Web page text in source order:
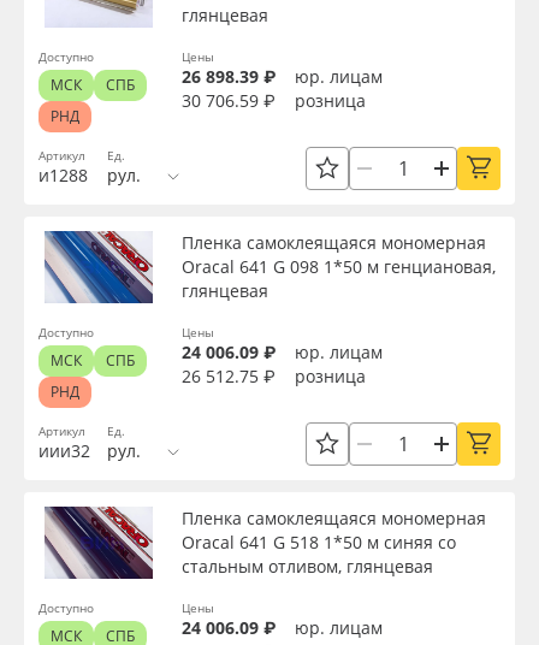
Артикул
и1288
глянцевая
Ед.
рул.
Цены
26 898.39 ₽
юр. лицам
30 706.59 ₽
розница
Доступно
МСК
СПБ
РНД
Артикул
иии32
Пленка самоклеящаяся мономерная
Oracal 641 G 098 1*50 м генциановая,
глянцевая
Ед.
рул.
Цены
24 006.09 ₽
юр. лицам
26 512.75 ₽
розница
Доступно
МСК
СПБ
РНД
Пленка самоклеящаяся мономерная
Oracal 641 G 518 1*50 м синяя со
стальным отливом, глянцевая
Цены
24 006.09 ₽
юр. лицам
Доступно
МСК
СПБ